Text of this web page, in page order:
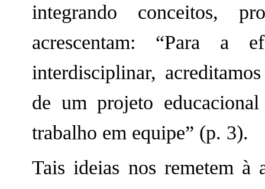
integrando conceitos,
acrescentam: “Para a
interdisciplinar,
de um projeto
trabalho em equipe” (p. 3).
Tais ideias nos remetem à